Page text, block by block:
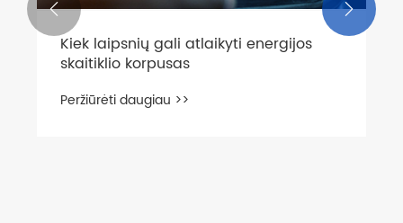
Kiek laipsnių gali atlaikyti energijos
skaitiklio korpusas
Peržiūrėti daugiau >>
 